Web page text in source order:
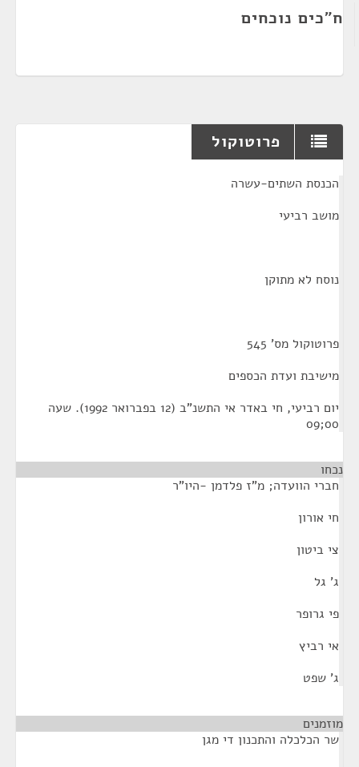
ח"כים נוכחים
פרוטוקול
הכנסת השתים-עשרה
מושב רביעי
נוסח לא מתוקן
פרוטוקול מס' 545
מישיבת ועדת הכספים
יום רביעי, חי באדר אי התשנ"ב (12 בפברואר 1992). שעה
00;09
נכחו
חברי הוועדה; מ"ז פלדמן -היו"ר
חי אורון
צי ביטון
ג' גל
פי גרופר
אי רביץ
ג' שפט
מוזמנים
שר הכלכלה והתכנון די מגן